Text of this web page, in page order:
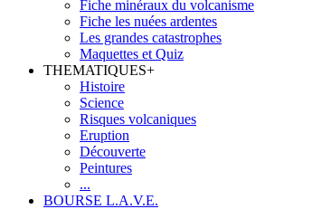
Fiche minéraux du volcanisme
Fiche les nuées ardentes
Les grandes catastrophes
Maquettes et Quiz
THEMATIQUES+
Histoire
Science
Risques volcaniques
Eruption
Découverte
Peintures
...
BOURSE L.A.V.E.